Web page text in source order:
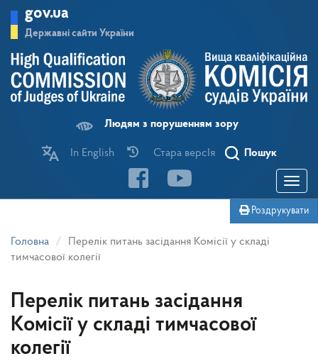
основного
матеріалу
gov.ua
Державні сайти України
Людям з порушенням зору
In English Стара версІя Пошук
Toggle
Роздрукувати
Головна
Перелік питань засідання Комісії у складі
тимчасової колегії
Перелік питань засідання
Комісії у складі тимчасової
колегії